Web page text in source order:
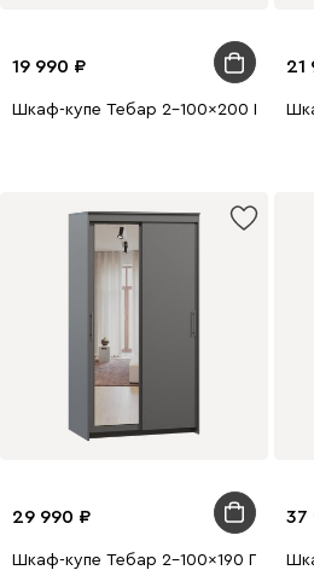
19 990
Шкаф-купе Тебар 2-100x200 Белый
21
29 990
Шкаф-купе Тебар 2-100x190
37